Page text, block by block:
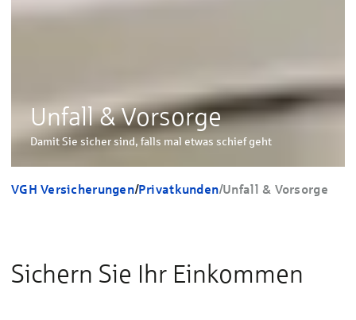
Unfall & Vorsorge
Damit Sie sicher sind, falls mal etwas schief geht
VGH Versicherungen/Privatkunden/Unfall & Vorsorge
Sichern Sie Ihr Einkommen